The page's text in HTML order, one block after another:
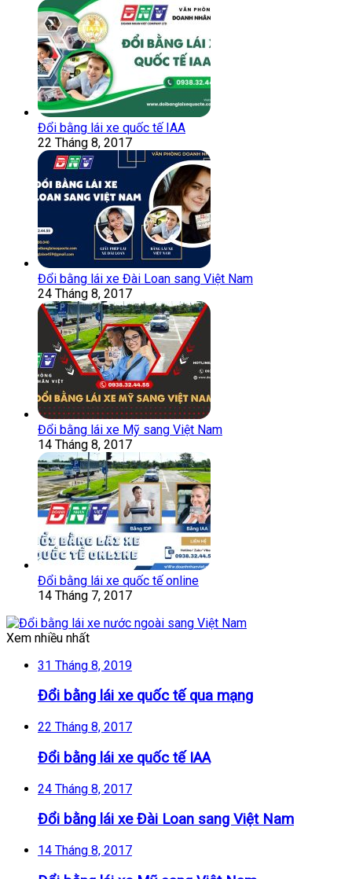
Đổi bằng lái xe quốc tế IAA
22 Tháng 8, 2017
Đổi bằng lái xe Đài Loan sang Việt Nam
24 Tháng 8, 2017
Đổi bằng lái xe Mỹ sang Việt Nam
14 Tháng 8, 2017
Đổi bằng lái xe quốc tế online
14 Tháng 7, 2017
Xem nhiều nhất
31 Tháng 8, 2019
Đổi bằng lái xe quốc tế qua mạng
22 Tháng 8, 2017
Đổi bằng lái xe quốc tế IAA
24 Tháng 8, 2017
Đổi bằng lái xe Đài Loan sang Việt Nam
14 Tháng 8, 2017